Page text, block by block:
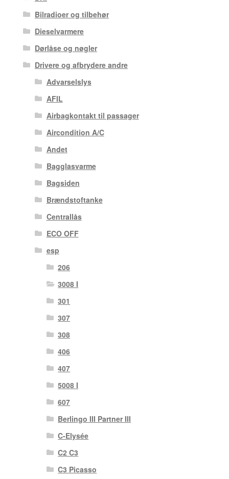
Bilradioer og tilbehør
Dieselvarmere
Dørlåse og nøgler
Drivere og afbrydere andre
Advarselslys
AFIL
Airbagkontakt til passager
Aircondition A/C
Andet
Bagglasvarme
Bagsiden
Brændstoftanke
Centrallås
ECO OFF
esp
206
3008 I
301
307
308
406
407
5008 I
607
Berlingo III Partner III
C-Elysée
C2 C3
C3 Picasso